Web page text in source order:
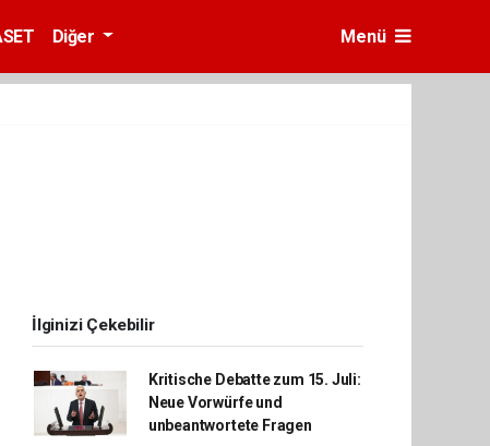
Diğer Menü
İlginizi Çekebilir
Kritische Debatte zum 15. Juli:
Neue Vorwürfe und
unbeantwortete Fragen